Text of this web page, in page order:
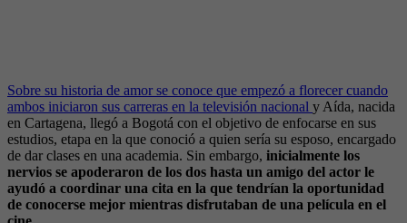
Sobre su historia de amor se conoce que empezó a florecer cuando
ambos iniciaron sus carreras en la televisión nacional y Aída, nacida
en Cartagena, llegó a Bogotá con el objetivo de enfocarse en sus
estudios, etapa en la que conoció a quien sería su esposo, encargado
de dar clases en una academia. Sin embargo, inicialmente los
nervios se apoderaron de los dos hasta un amigo del actor le
ayudó a coordinar una cita en la que tendrían la oportunidad
de conocerse mejor mientras disfrutaban de una película en el